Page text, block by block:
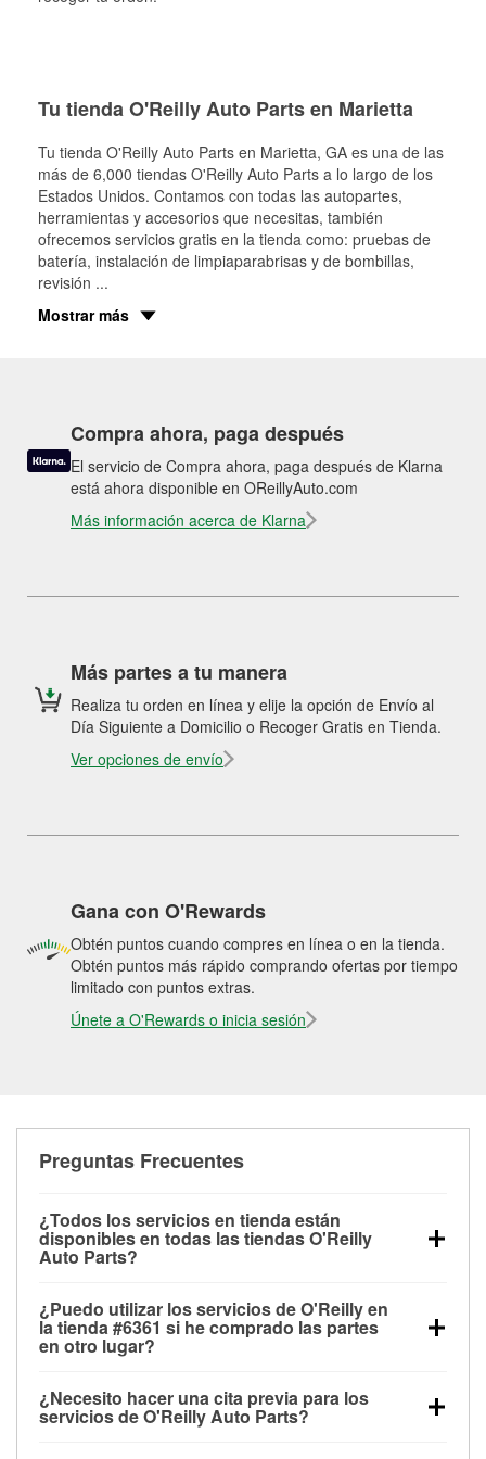
Tu tienda O'Reilly Auto Parts en Marietta
Tu tienda O'Reilly Auto Parts en Marietta, GA es una de las
más de 6,000 tiendas O'Reilly Auto Parts a lo largo de los
Estados Unidos. Contamos con todas las autopartes,
herramientas y accesorios que necesitas, también
ofrecemos servicios gratis en la tienda como: pruebas de
batería, instalación de limpiaparabrisas y de bombillas,
revisión ...
Mostrar más
Compra ahora, paga después
El servicio de Compra ahora, paga después de Klarna
está ahora disponible en OReillyAuto.com
Más información acerca de Klarna
Más partes a tu manera
Realiza tu orden en línea y elije la opción de Envío al
Día Siguiente a Domicilio o Recoger Gratis en Tienda.
Ver opciones de envío
Gana con O'Rewards
Obtén puntos cuando compres en línea o en la tienda.
Obtén puntos más rápido comprando ofertas por tiempo
limitado con puntos extras.
Únete a O'Rewards o inicia sesión
Preguntas Frecuentes
¿Todos los servicios en tienda están
disponibles en todas las tiendas O'Reilly
Auto Parts?
las pruebas de batería, pruebas de alternador y
motor de arranque, revisión de la luz “Check Engine”
con O'Reilly VeriScan® e instalación de
limpiaparabrisas o bombillas, están disponibles en
todas las tiendas O'Reilly Auto Parts. La tienda
¿Puedo utilizar los servicios de O'Reilly en
la tienda #6361 si he comprado las partes
en otro lugar?
de O'Reilly Auto Parts que estén disponibles en la
tienda #6361 de Marietta, GA aunque hayas
¿Necesito hacer una cita previa para los
servicios de O'Reilly Auto Parts?